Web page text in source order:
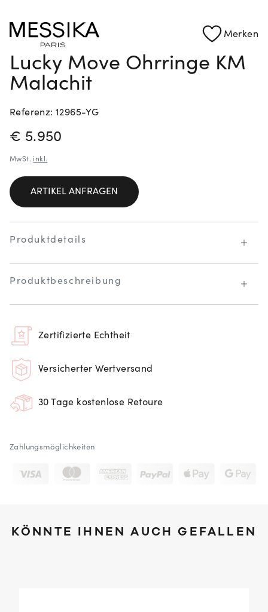
Merken
Lucky Move Ohrringe KM
Malachit
Referenz: 12965-YG
PREISINFORMATIONEN
€ 5.950
MwSt. inkl.
ARTIKEL ANFRAGEN
Produktdetails
Produktbeschreibung
Zertifizierte Echtheit
Versicherter Wertversand
30 Tage kostenlose Retoure
Zahlungsmöglichkeiten
KÖNNTE IHNEN AUCH GEFALLEN